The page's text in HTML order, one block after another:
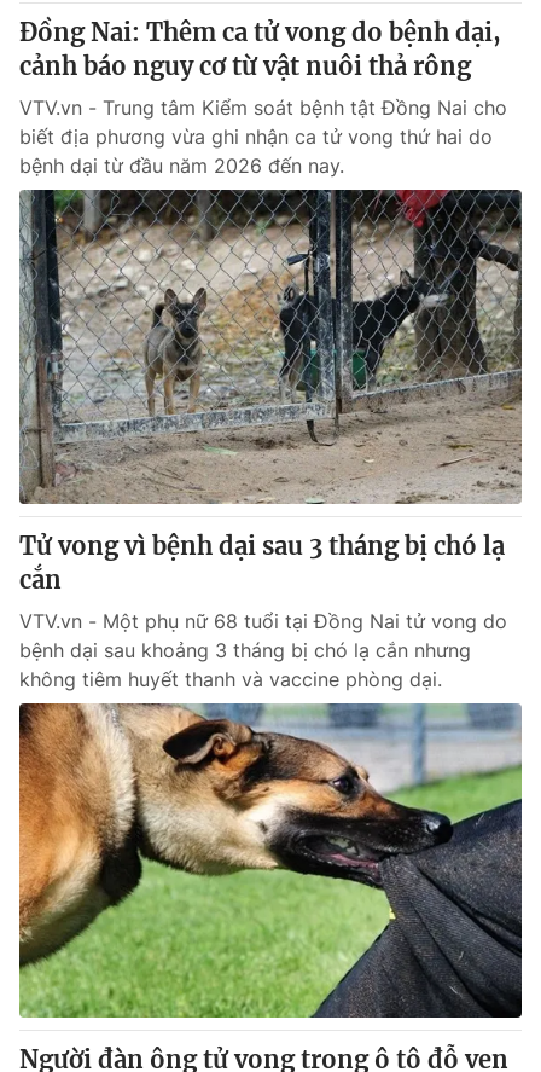
Đồng Nai: Thêm ca tử vong do bệnh dại,
cảnh báo nguy cơ từ vật nuôi thả rông
VTV.vn - Trung tâm Kiểm soát bệnh tật Đồng Nai cho
biết địa phương vừa ghi nhận ca tử vong thứ hai do
bệnh dại từ đầu năm 2026 đến nay.
Tử vong vì bệnh dại sau 3 tháng bị chó lạ
cắn
VTV.vn - Một phụ nữ 68 tuổi tại Đồng Nai tử vong do
bệnh dại sau khoảng 3 tháng bị chó lạ cắn nhưng
không tiêm huyết thanh và vaccine phòng dại.
Người đàn ông tử vong trong ô tô đỗ ven